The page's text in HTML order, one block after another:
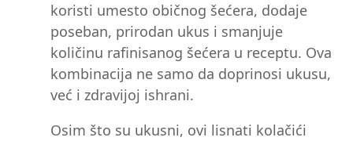
koristi umesto običnog šećera, dodaje
poseban, prirodan ukus i smanjuje
količinu rafinisanog šećera u receptu. Ova
kombinacija ne samo da doprinosi ukusu,
već i zdravijoj ishrani.
Osim što su ukusni, ovi lisnati kolačići